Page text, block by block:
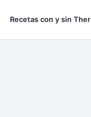
Recetas con y sin